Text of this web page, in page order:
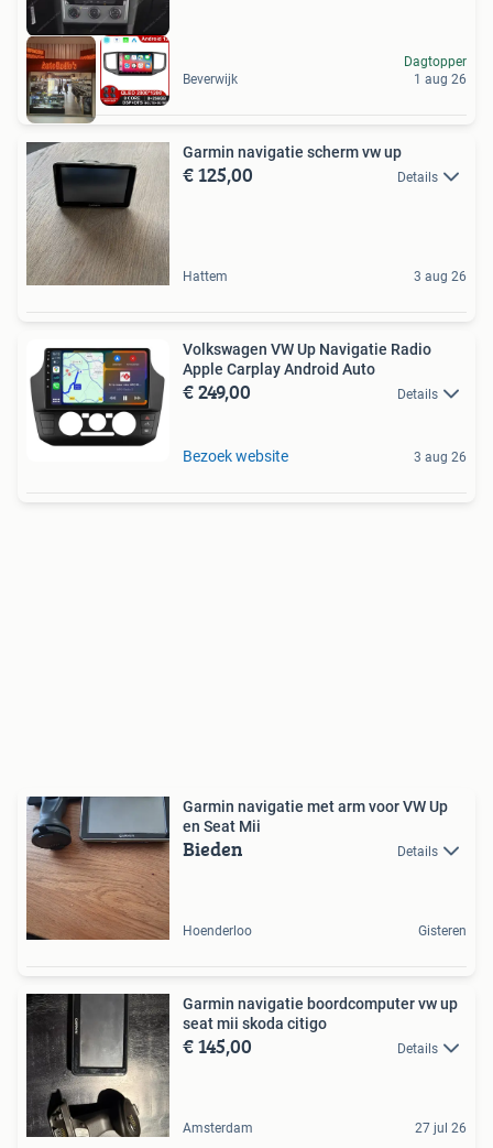
Beverwijk
Dagtopper
1 aug 26
Garmin navigatie scherm vw up
€ 125,00 Details
Hattem 3 aug 26
Volkswagen VW Up Navigatie Radio
Apple Carplay Android Auto
€ 249,00 Details
Bezoek website 3 aug 26
Garmin navigatie met arm voor VW Up
en Seat Mii
Bieden Details
Hoenderloo Gisteren
Garmin navigatie boordcomputer vw up
seat mii skoda citigo
€ 145,00 Details
Amsterdam 27 jul 26